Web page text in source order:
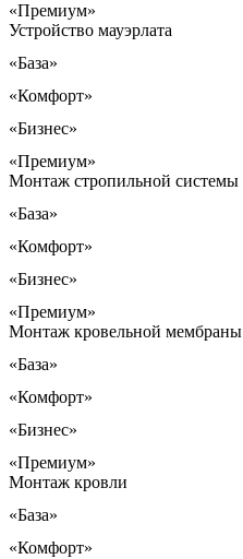
«Премиум»
Устройство мауэрлата
«База»
«Комфорт»
«Бизнес»
«Премиум»
Монтаж стропильной системы
«База»
«Комфорт»
«Бизнес»
«Премиум»
Монтаж кровельной мембраны
«База»
«Комфорт»
«Бизнес»
«Премиум»
Монтаж кровли
«База»
«Комфорт»